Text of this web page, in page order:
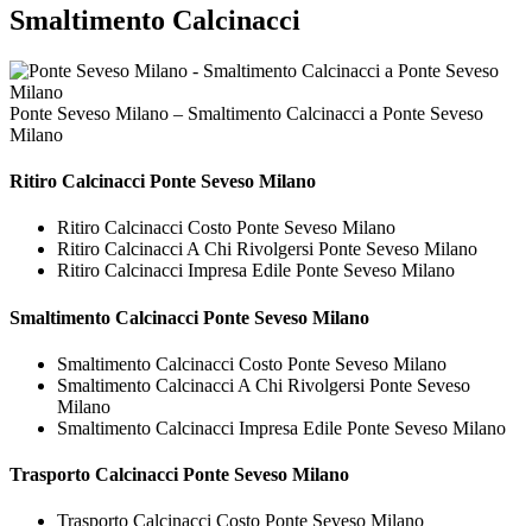
Smaltimento Calcinacci
Ponte Seveso Milano – Smaltimento Calcinacci a Ponte Seveso
Milano
Ritiro Calcinacci Ponte Seveso Milano
Ritiro Calcinacci Costo Ponte Seveso Milano
Ritiro Calcinacci A Chi Rivolgersi Ponte Seveso Milano
Ritiro Calcinacci Impresa Edile Ponte Seveso Milano
Smaltimento Calcinacci Ponte Seveso Milano
Smaltimento Calcinacci Costo Ponte Seveso Milano
Smaltimento Calcinacci A Chi Rivolgersi Ponte Seveso
Milano
Smaltimento Calcinacci Impresa Edile Ponte Seveso Milano
Trasporto Calcinacci Ponte Seveso Milano
Trasporto Calcinacci Costo Ponte Seveso Milano